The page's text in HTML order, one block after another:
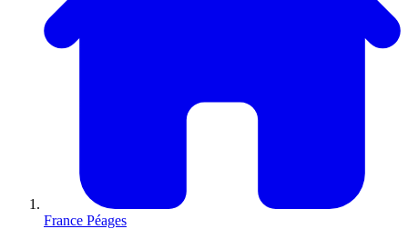
France Péages